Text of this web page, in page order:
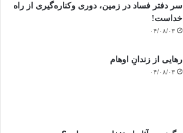
سر دفتر فساد در زمین‌، دوری وکناره‌گیری از راه
خداست‌!
۰۴/۰۸/۰۳
رهایی از زندانِ اوهام
۰۴/۰۸/۰۳